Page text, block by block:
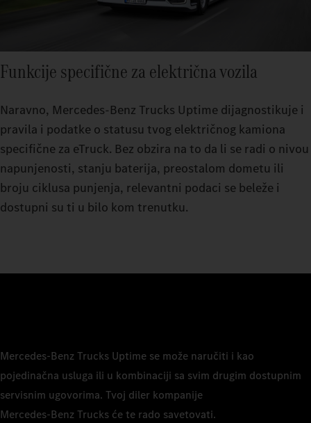
Funkcije specifične za električna vozila
Naravno, Mercedes‑Benz Trucks Uptime dijagnostikuje i
pravila i podatke o statusu tvog električnog kamiona
specifične za eTruck. Bez obzira na to da li se radi o nivou
napunjenosti, stanju baterija, preostalom dometu ili
broju ciklusa punjenja, relevantni podaci se beleže i
dostupni su ti u bilo kom trenutku.
Mercedes‑Benz Trucks Uptime se može naručiti i kao
pojedinačna usluga ili u kombinaciji sa svim drugim dostupnim
servisnim ugovorima. Tvoj diler kompanije
Mercedes‑Benz Trucks će te rado savetovati.